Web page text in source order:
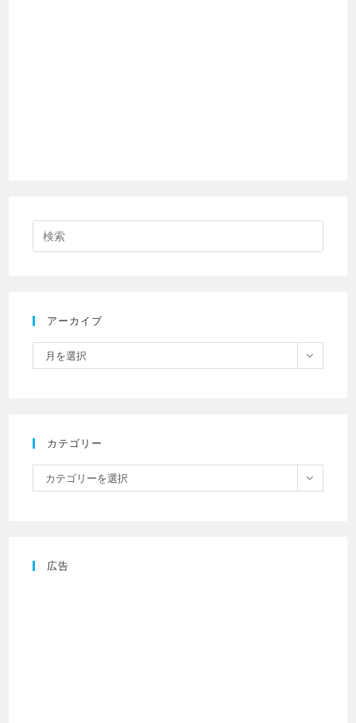
アーカイブ
月を選択
カテゴリー
カテゴリーを選択
広告